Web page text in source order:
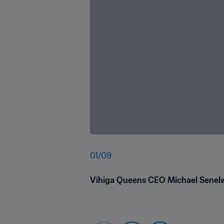
01/09
Vihiga Queens CEO Michael